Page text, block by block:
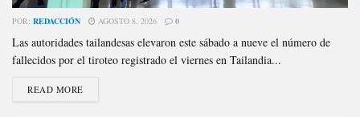
POR: REDACCIÓN AGOSTO 8, 2026 0
Las autoridades tailandesas elevaron este sábado a nueve el número de
fallecidos por el tiroteo registrado el viernes en Tailandia...
READ MORE